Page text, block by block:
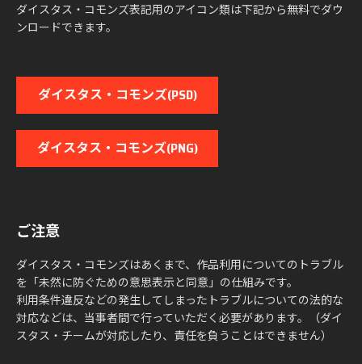
ダイスタス・コモンズ表記用のアイコン類は下記から無料でダウ
ンロードできます。
ダイスタス・コモンズ(PSD)
ダイスタス・コモンズ(PNG)
ご注意
ダイスタス・コモンズはあくまで、作品利用についてのトラブル
を「未然に防ぐための意思表示と同意」の仕組みです。
利用条件違反などの発生してしまったトラブルについての法的な
対応などは、当事者間で行っていただく必要があります。（ダイ
スタス・チームが対応したり、責任を負うことはできません）